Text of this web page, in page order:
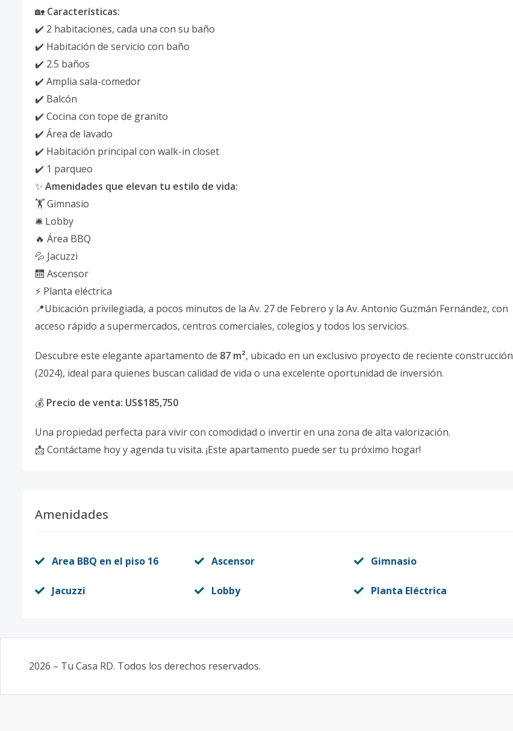
🏡 Características:
✔️ 2 habitaciones, cada una con su baño
✔️ Habitación de servicio con baño
✔️ 2.5 baños
✔️ Amplia sala-comedor
✔️ Balcón
✔️ Cocina con tope de granito
✔️ Área de lavado
✔️ Habitación principal con walk-in closet
✔️ 1 parqueo
✨ Amenidades que elevan tu estilo de vida:
🏋️ Gimnasio
🛎️ Lobby
🔥 Área BBQ
💦 Jacuzzi
🛗 Ascensor
⚡ Planta eléctrica
📍Ubicación privilegiada, a pocos minutos de la Av. 27 de Febrero y la Av. Antonio Guzmán Fernández, con
acceso rápido a supermercados, centros comerciales, colegios y todos los servicios.
Descubre este elegante apartamento de 87 m², ubicado en un exclusivo proyecto de reciente construcción
(2024), ideal para quienes buscan calidad de vida o una excelente oportunidad de inversión.
💰 Precio de venta: US$185,750
Una propiedad perfecta para vivir con comodidad o invertir en una zona de alta valorización.
📩 Contáctame hoy y agenda tu visita. ¡Este apartamento puede ser tu próximo hogar!
Amenidades
Area BBQ en el piso 16 Ascensor Gimnasio
Jacuzzi Lobby Planta Eléctrica
2026 – Tu Casa RD. Todos los derechos reservados.